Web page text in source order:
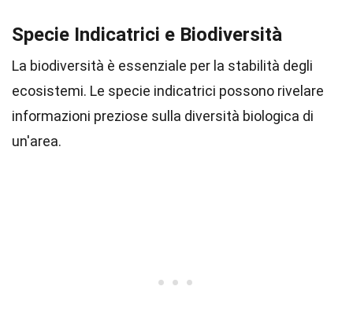
Specie Indicatrici e Biodiversità
La biodiversità è essenziale per la stabilità degli
ecosistemi. Le specie indicatrici possono rivelare
informazioni preziose sulla diversità biologica di
un'area.